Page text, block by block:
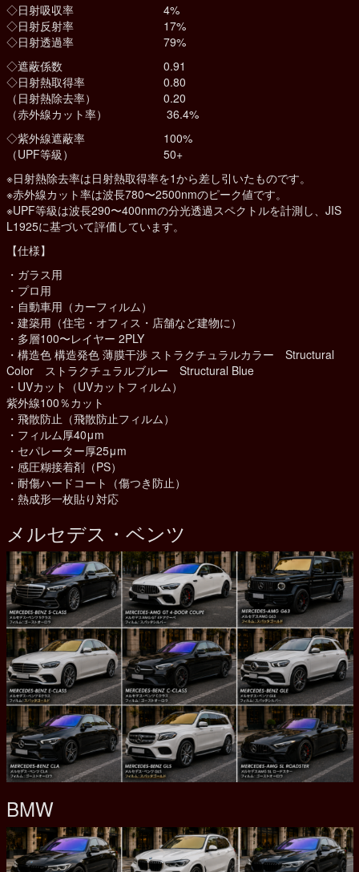
◇日射吸収率 4%
◇日射反射率 17%
◇日射透過率 79%
◇遮蔽係数 0.91
◇日射熱取得率 0.80
（日射熱除去率） 0.20
（赤外線カット率） 36.4%
◇紫外線遮蔽率 100%
（UPF等級） 50+
※日射熱除去率は日射熱取得率を1から差し引いたものです。
※赤外線カット率は波長780〜2500nmのピーク値です。
※UPF等級は波長290〜400nmの分光透過スペクトルを計測し、JIS
L1925に基づいて評価しています。
【仕様】
・ガラス用
・プロ用
・自動車用（カーフィルム）
・建築用（住宅・オフィス・店舗など建物に）
・多層100〜レイヤー 2PLY
・構造色 構造発色 薄膜干渉 ストラクチュラルカラー Structural
Color ストラクチュラルブルー Structural Blue
・UVカット（UVカットフィルム）
紫外線100％カット
・飛散防止（飛散防止フィルム）
・フィルム厚40μm
・セパレーター厚25μm
・感圧糊接着剤（PS）
・耐傷ハードコート（傷つき防止）
・熱成形一枚貼り対応
メルセデス・ベンツ
BMW